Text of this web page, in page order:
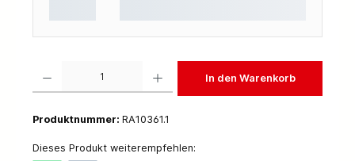
In den Warenkorb
Produktnummer: RA10361.1
Dieses Produkt weiterempfehlen: